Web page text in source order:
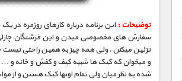
توضیحات :این برنامه درباره کارهای روزمره
سفارش های مخصوصی میدن و این فرشتگان
تزئین میکنن . ولی همه چیز به همین راحتی
و میخوان که کیک ها شبیه کیف و کفش و خانه و …
شده به نظر میان ولی تمام اونها کیک هستن و از